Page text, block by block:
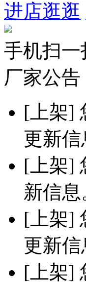
进店逛逛
手机扫
厂家公告
[上架]
更新信
[上架]
新信息
[上架]
更新信
[上架]